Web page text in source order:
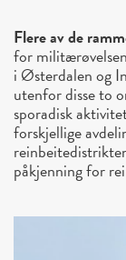
Flere av de
for
i Østerdalen og
utenfor disse to
sporadisk
forskjellige
påkjenning for